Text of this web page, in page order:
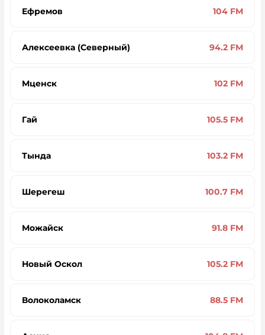
Ефремов 104 FM
Алексеевка (Северный) 94.2 FM
Мценск 102 FM
Гай 105.5 FM
Тында 103.2 FM
Шерегеш 100.7 FM
Можайск 91.8 FM
Новый Оскол 105.2 FM
Волоколамск 88.5 FM